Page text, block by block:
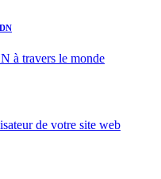
à travers le monde
de votre site web